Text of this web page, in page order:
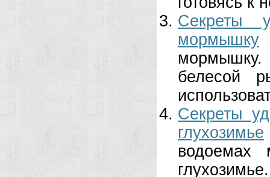
Секреты
мормышку
мормышку.
белесой
Секреты
глухозимье
водоемах